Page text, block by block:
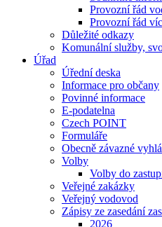
Provozní řád
Provozní řád
Důležité odkazy
Komunální služby,
Úřad
Úřední deska
Informace pro občany
Povinné informace
E-podatelna
Czech POINT
Formuláře
Obecně závazné
Volby
Volby do
Veřejné zakázky
Veřejný vodovod
Zápisy ze zasedání
2026